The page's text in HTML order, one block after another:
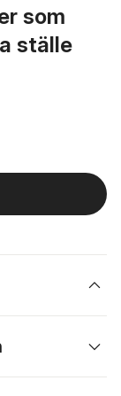
som
ställe